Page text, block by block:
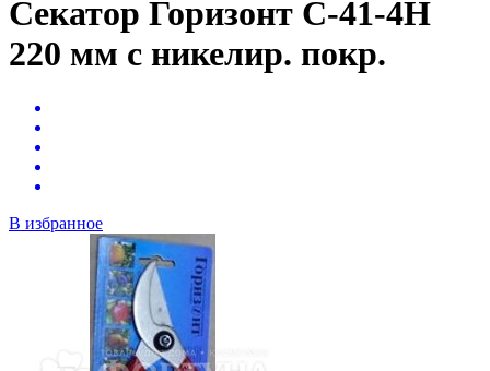
Секатор Горизонт С-41-4Н
220 мм с никелир. покр.
В избранное